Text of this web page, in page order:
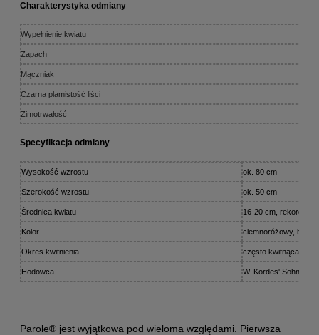
Charakterystyka odmiany
Wypełnienie kwiatu
Zapach
Mączniak
Czarna plamistość liści
Zimotrwałość
Specyfikacja odmiany
Wysokość wzrostu ok. 80 cm
Szerokość wzrostu ok. 50 cm
Średnica kwiatu 16-20 cm, rekord we
Kolor ciemnoróżowy,
Okres kwitnienia często kwitnąca
Hodowca W. Kordes' Söhne
Parole® jest wyjątkowa pod wieloma względami. Pierwsza